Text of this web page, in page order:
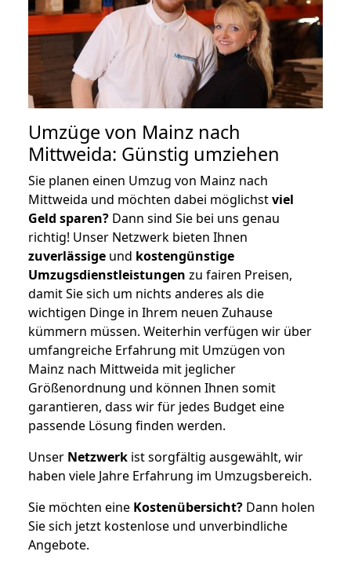
Umzüge von Mainz nach
Mittweida: Günstig umziehen
Sie planen einen Umzug von Mainz nach
Mittweida und möchten dabei möglichstviel
Geld sparen? Dann sind Sie bei uns genau
richtig! Unser Netzwerk bieten Ihnen
zuverlässige und kostengünstige
Umzugsdienstleistungen zu fairen Preisen,
damit Sie sich um nichts anderes als die
wichtigen Dinge in Ihrem neuen Zuhause
kümmern müssen. Weiterhin verfügen wir über
umfangreiche Erfahrung mit Umzügen von
Mainz nach Mittweida mit jeglicher
Größenordnung und können Ihnen somit
garantieren, dass wir für jedes Budget eine
passende Lösung finden werden.
Unser Netzwerk ist sorgfältig ausgewählt, wir
haben viele Jahre Erfahrung im Umzugsbereich.
Sie möchten eine Kostenübersicht? Dann holen
Sie sich jetzt kostenlose und unverbindliche
Angebote.